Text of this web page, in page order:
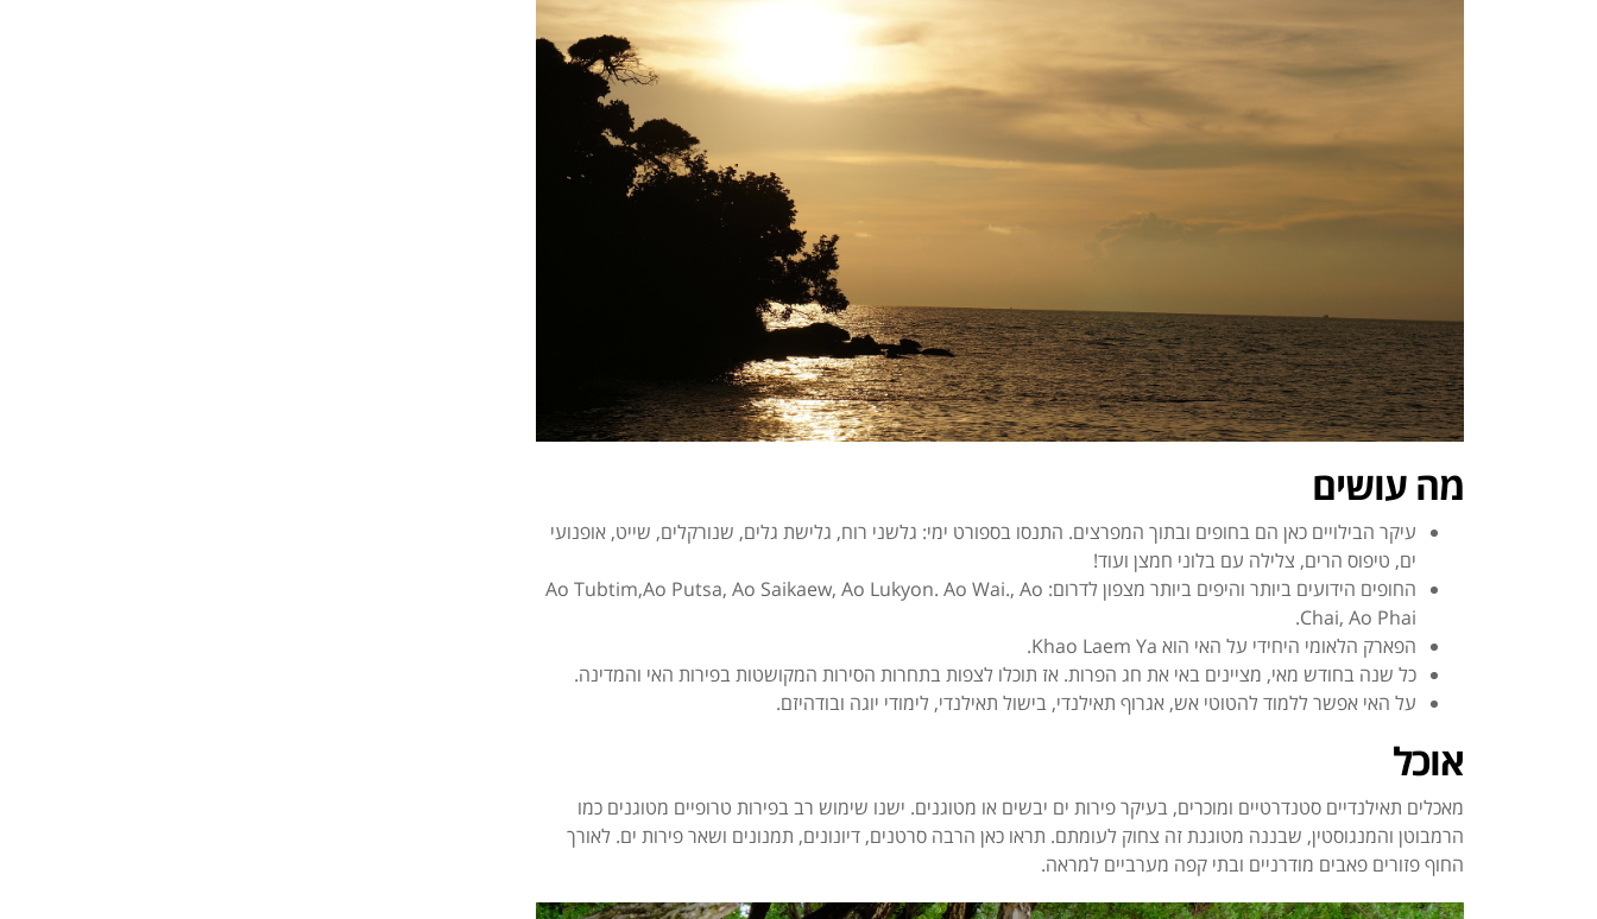
מה עושים
עיקר הבילויים כאן הם בחופים ובתוך המפרצים. התנסו בספורט ימי: גלשני רוח, גלישת גלים, שנורקלים, שייט, אופנועי
ים, טיפוס הרים, צלילה עם בלוני חמצן ועוד!
החופים הידועים ביותר והיפים ביותר מצפון לדרום: . Ao Wai., Ao
Chai, Ao Phai.
הפארק הלאומי היחידי על האי הוא Khao Laem Ya.
כל שנה בחודש מאי, מציינים באי את חג הפרות. אז תוכלו לצפות בתחרות הסירות המקושטות בפירות האי והמדינה.
על האי אפשר ללמוד להטוטי אש, אגרוף תאילנדי, בישול תאילנדי, לימודי יוגה ובודהיזם.
אוכל
מאכלים תאילנדיים סטנדרטיים ומוכרים, בעיקר פירות ים יבשים או מטוגנים. ישנו שימוש רב בפירות טרופיים מטוגנים כמו
הרמבוטן והמנגוסטין, שבננה מטוגנת זה צחוק לעומתם. תראו כאן הרבה סרטנים, דיונונים, תמנונים ושאר פירות ים. לאורך
החוף פזורים פאבים מודרניים ובתי קפה מערביים למראה.